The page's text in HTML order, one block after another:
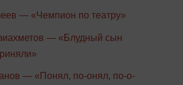
— «Чемпион по театру»
— «Блудный сын
— «Понял, по-онял, по-о-